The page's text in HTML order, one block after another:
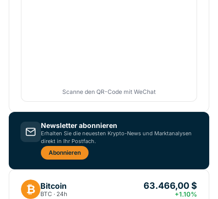
Scanne den QR-Code mit WeChat
Newsletter abonnieren
Erhalten Sie die neuesten Krypto-News und Marktanalysen
direkt in Ihr Postfach.
Abonnieren
₿ Bitcoin
BTC · 24h
63.466,00 $
+1.10%